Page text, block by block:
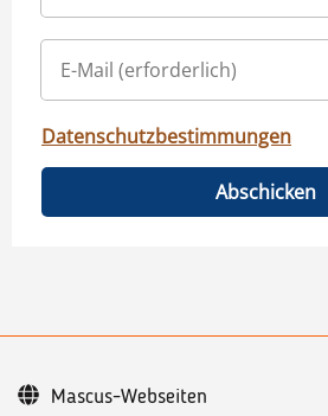
Datenschutzbestimmungen
Abschicken
Mascus-Webseiten